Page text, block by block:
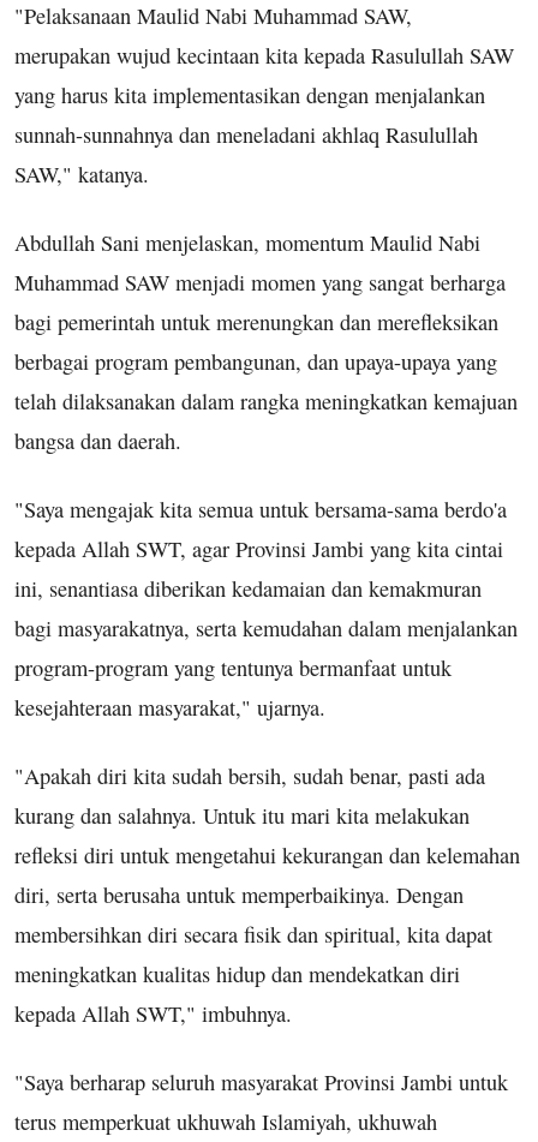
"Pelaksanaan Maulid Nabi Muhammad SAW,
merupakan wujud kecintaan kita kepada Rasulullah SAW
yang harus kita implementasikan dengan menjalankan
sunnah-sunnahnya dan meneladani akhlaq Rasulullah
SAW," katanya.
Abdullah Sani menjelaskan, momentum Maulid Nabi
Muhammad SAW menjadi momen yang sangat berharga
bagi pemerintah untuk merenungkan dan merefleksikan
berbagai program pembangunan, dan upaya-upaya yang
telah dilaksanakan dalam rangka meningkatkan kemajuan
bangsa dan daerah.
"Saya mengajak kita semua untuk bersama-sama berdo'a
kepada Allah SWT, agar Provinsi Jambi yang kita cintai
ini, senantiasa diberikan kedamaian dan kemakmuran
bagi masyarakatnya, serta kemudahan dalam menjalankan
program-program yang tentunya bermanfaat untuk
kesejahteraan masyarakat," ujarnya.
"Apakah diri kita sudah bersih, sudah benar, pasti ada
kurang dan salahnya. Untuk itu mari kita melakukan
refleksi diri untuk mengetahui kekurangan dan kelemahan
diri, serta berusaha untuk memperbaikinya. Dengan
membersihkan diri secara fisik dan spiritual, kita dapat
meningkatkan kualitas hidup dan mendekatkan diri
kepada Allah SWT," imbuhnya.
"Saya berharap seluruh masyarakat Provinsi Jambi untuk
terus memperkuat ukhuwah Islamiyah, ukhuwah